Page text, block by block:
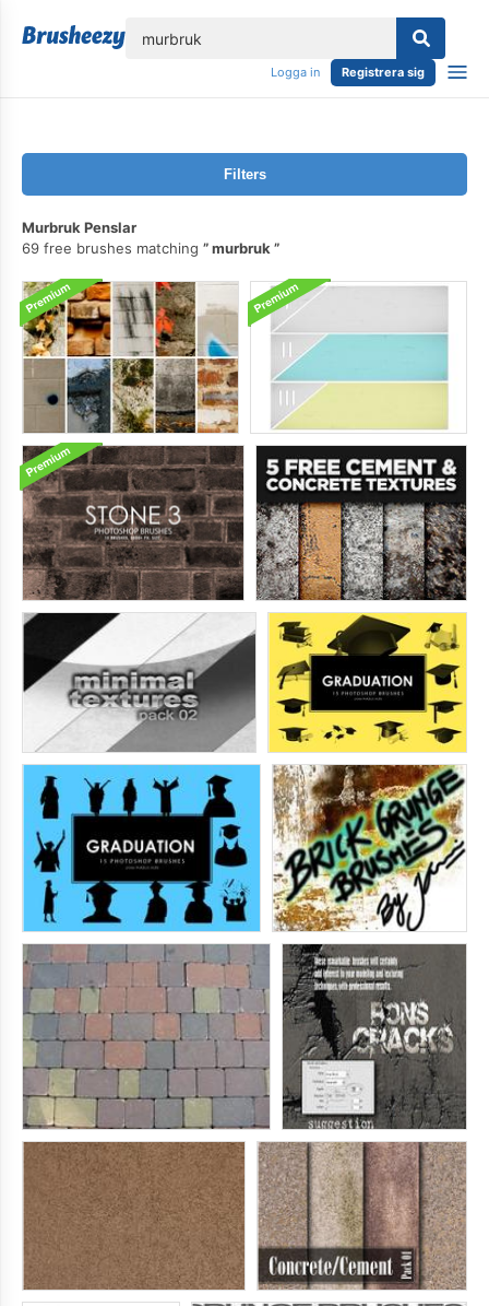
Logga in Registrera sig
Filters
Murbruk Penslar
69 free brushes matching
murbruk